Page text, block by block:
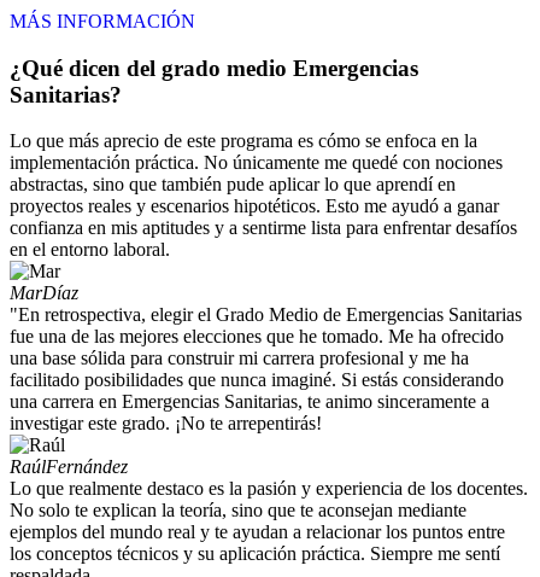
MÁS INFORMACIÓN
¿Qué dicen del grado medio Emergencias
Sanitarias?
Lo que más aprecio de este programa es cómo se enfoca en la
implementación práctica. No únicamente me quedé con nociones
abstractas, sino que también pude aplicar lo que aprendí en
proyectos reales y escenarios hipotéticos. Esto me ayudó a ganar
confianza en mis aptitudes y a sentirme lista para enfrentar desafíos
en el entorno laboral.
MarDíaz
"En retrospectiva, elegir el Grado Medio de Emergencias Sanitarias
fue una de las mejores elecciones que he tomado. Me ha ofrecido
una base sólida para construir mi carrera profesional y me ha
facilitado posibilidades que nunca imaginé. Si estás considerando
una carrera en Emergencias Sanitarias, te animo sinceramente a
investigar este grado. ¡No te arrepentirás!
RaúlFernández
Lo que realmente destaco es la pasión y experiencia de los docentes.
No solo te explican la teoría, sino que te aconsejan mediante
ejemplos del mundo real y te ayudan a relacionar los puntos entre
los conceptos técnicos y su aplicación práctica. Siempre me sentí